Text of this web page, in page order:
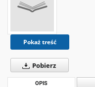
Pokaż treść
Pobierz
OPIS